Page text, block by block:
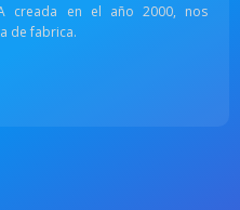
creada en el año 2000, nos
de fabrica.